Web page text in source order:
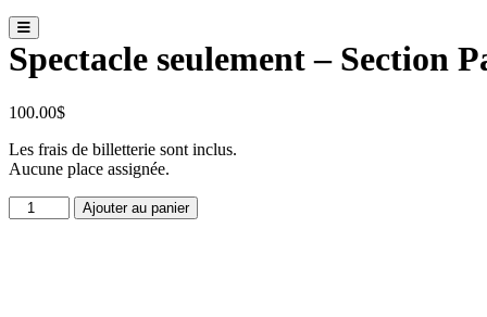
Spectacle seulement – Section
100.00$
Les frais de billetterie sont inclus.
Aucune place assignée.
quantité
de
Ajouter au panier